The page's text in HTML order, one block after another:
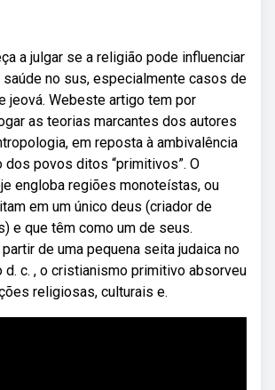
a julgar se a religião pode influenciar
no sus, especialmente casos de
jeová. Webeste artigo tem por
as teorias marcantes dos autores
em reposta à ambivalência
dos povos ditos “primitivos”. O
engloba regiões monoteístas, ou
em um único deus (criador de
e que têm como um de seus.
de uma pequena seita judaica no
d. c. , o cristianismo primitivo absorveu
religiosas, culturais e.